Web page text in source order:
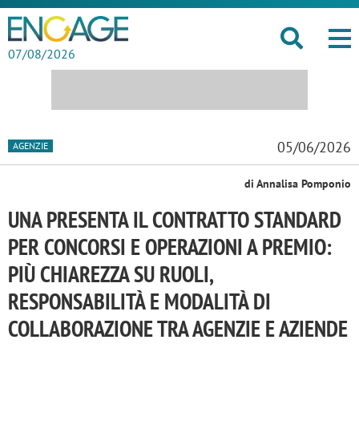
07/08/2026
AGENZIE 05/06/2026
di Annalisa Pomponio
UNA PRESENTA IL CONTRATTO STANDARD
PER CONCORSI E OPERAZIONI A PREMIO:
PIÙ CHIAREZZA SU RUOLI,
RESPONSABILITÀ E MODALITÀ DI
COLLABORAZIONE TRA AGENZIE E AZIENDE